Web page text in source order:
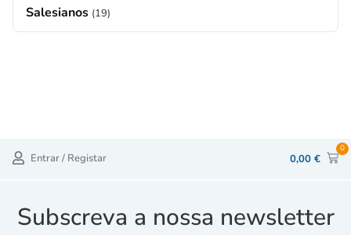
Salesianos (19)
Entrar / Registar 0,00 €
0
Subscreva a nossa newsletter